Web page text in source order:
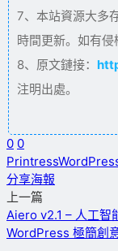
7、本站資源大多
時間更新。如有侵
8、原文鏈接：
注明出處。
0 0
Printress
分享海報
上一篇
Aiero v2.1 – 人工智
WordPress 極簡創